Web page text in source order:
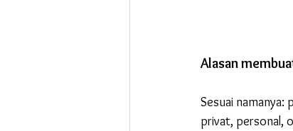
Alasan
Sesuai namanya:
privat, personal,